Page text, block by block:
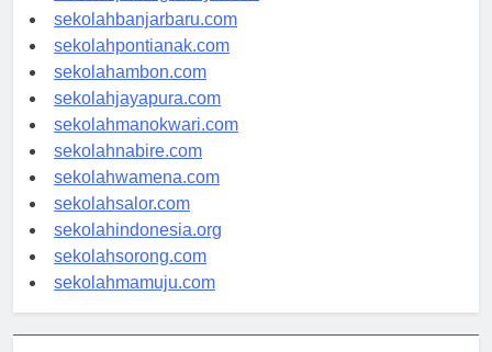
sekolahpalangkaraya.com
sekolahbanjarbaru.com
sekolahpontianak.com
sekolahambon.com
sekolahjayapura.com
sekolahmanokwari.com
sekolahnabire.com
sekolahwamena.com
sekolahsalor.com
sekolahindonesia.org
sekolahsorong.com